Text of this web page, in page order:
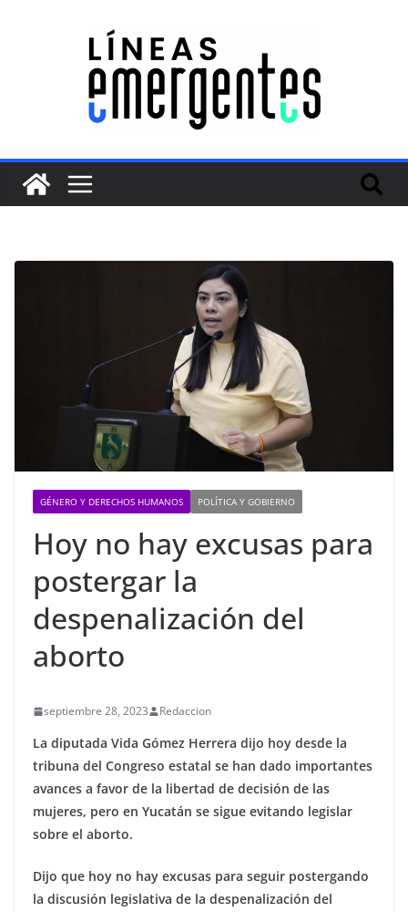
GÉNERO Y DERECHOS HUMANOS POLÍTICA Y GOBIERNO
Hoy no hay excusas para
postergar la
despenalización del
aborto
septiembre 28, 2023 Redaccion
La diputada Vida Gómez Herrera dijo hoy desde la
tribuna del Congreso estatal se han dado importantes
avances a favor de la libertad de decisión de las
mujeres, pero en Yucatán se sigue evitando legislar
sobre el aborto.
Dijo que hoy no hay excusas para seguir postergando
la discusión legislativa de la despenalización del